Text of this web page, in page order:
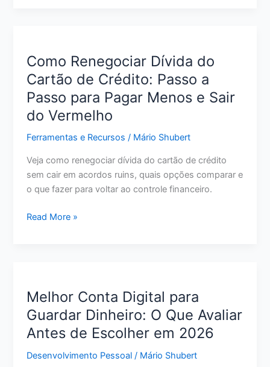
Tem
Score
Baixo:
O
Que
Avaliar
Como Renegociar Dívida do
Cartão de Crédito: Passo a
Passo para Pagar Menos e Sair
do Vermelho
Ferramentas e Recursos / Mário Shubert
Veja como renegociar dívida do cartão de crédito
sem cair em acordos ruins, quais opções comparar e
o que fazer para voltar ao controle financeiro.
Como
de
Crédito:
Passo
a
para
Read More »
Melhor Conta Digital para
Guardar Dinheiro: O Que Avaliar
Antes de Escolher em 2026
Desenvolvimento Pessoal / Mário Shubert